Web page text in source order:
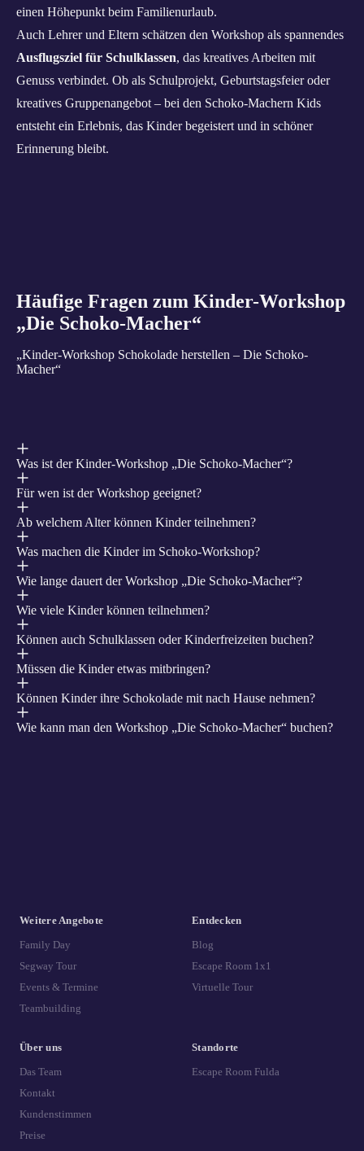
einen Höhepunkt beim Familienurlaub.
Auch Lehrer und Eltern schätzen den Workshop als spannendes
Ausflugsziel für Schulklassen, das kreatives Arbeiten mit
Genuss verbindet. Ob als Schulprojekt, Geburtstagsfeier oder
kreatives Gruppenangebot – bei den Schoko‑Machern Kids
entsteht ein Erlebnis, das Kinder begeistert und in schöner
Erinnerung bleibt.
Häufige Fragen zum Kinder-Workshop
„Die Schoko-Macher“
„Kinder-Workshop Schokolade herstellen – Die Schoko-
Macher“
Was ist der Kinder-Workshop „Die Schoko-Macher“?
Für wen ist der Workshop geeignet?
Ab welchem Alter können Kinder teilnehmen?
Was machen die Kinder im Schoko-Workshop?
Wie lange dauert der Workshop „Die Schoko-Macher“?
Wie viele Kinder können teilnehmen?
Können auch Schulklassen oder Kinderfreizeiten buchen?
Müssen die Kinder etwas mitbringen?
Können Kinder ihre Schokolade mit nach Hause nehmen?
Wie kann man den Workshop „Die Schoko-Macher“ buchen?
Weitere Angebote
Family Day
Segway Tour
Events & Termine
Teambuilding
Entdecken
Blog
Escape Room 1x1
Virtuelle Tour
Über uns
Das Team
Kontakt
Kundenstimmen
Preise
Standorte
Escape Room Fulda